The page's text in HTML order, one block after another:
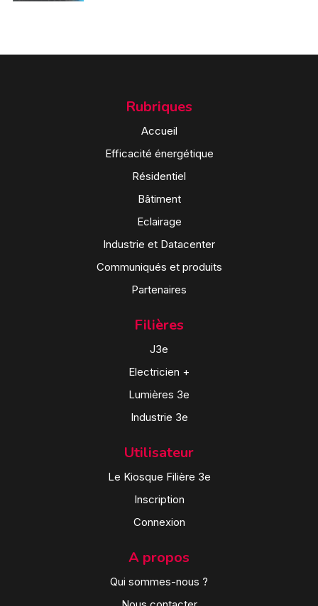
Rubriques
Accueil
Efficacité énergétique
Résidentiel
Bâtiment
Eclairage
Industrie et Datacenter
Communiqués et produits
Partenaires
Filières
J3e
Electricien +
Lumières 3e
Industrie 3e
Utilisateur
Le Kiosque Filière 3e
Inscription
Connexion
A propos
Qui sommes-nous ?